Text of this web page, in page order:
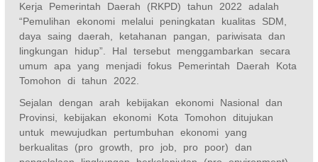
Kerja Pemerintah Daerah (RKPD) tahun 2022 adalah
“Pemulihan ekonomi melalui peningkatan kualitas SDM,
daya saing daerah, ketahanan pangan, pariwisata dan
lingkungan hidup”. Hal tersebut menggambarkan secara
umum apa yang menjadi fokus Pemerintah Daerah Kota
Tomohon di tahun 2022.
Sejalan dengan arah kebijakan ekonomi Nasional dan
Provinsi, kebijakan ekonomi Kota Tomohon ditujukan
untuk mewujudkan pertumbuhan ekonomi yang
berkualitas (pro growth, pro job, pro poor) dan